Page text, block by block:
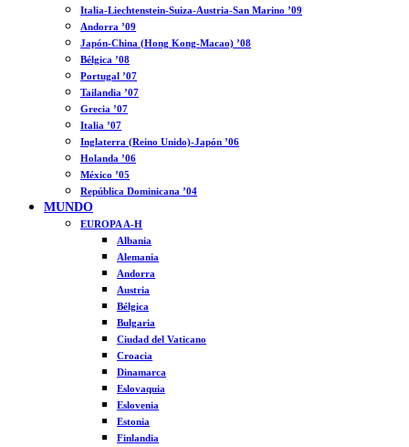
Italia-Liechtenstein-Suiza-Austria-San Marino ’09
Andorra ’09
Japón-China (Hong Kong-Macao) ’08
Bélgica ’08
Portugal ’07
Tailandia ’07
Grecia ’07
Italia ’07
Inglaterra (Reino Unido)-Japón ’06
Holanda ’06
México ’05
República Dominicana ’04
MUNDO
EUROPA A-H
Albania
Alemania
Andorra
Austria
Bélgica
Bulgaria
Ciudad del Vaticano
Croacia
Dinamarca
Eslovaquia
Eslovenia
Estonia
Finlandia